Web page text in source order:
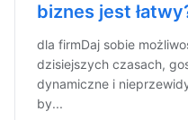
biznes jest
dla firmDaj sobie
dzisiejszych czasach,
dynamiczne i
by...